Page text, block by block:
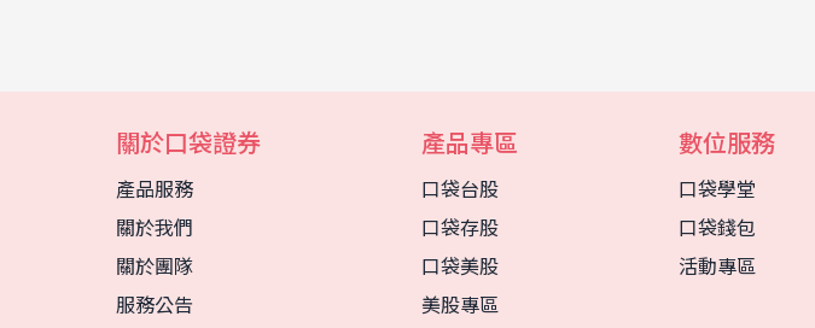
關於口袋證券
產品服務
關於我們
關於團隊
服務公告
產品專區
口袋台股
口袋存股
口袋美股
美股專區
數位服務
口袋學堂
口袋錢包
活動專區